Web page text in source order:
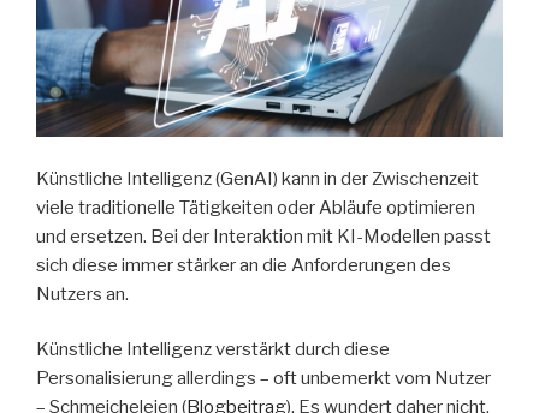
Künstliche Intelligenz (GenAI) kann in der Zwischenzeit
viele traditionelle Tätigkeiten oder Abläufe optimieren
und ersetzen. Bei der Interaktion mit KI-Modellen passt
sich diese immer stärker an die Anforderungen des
Nutzers an.
Künstliche Intelligenz verstärkt durch diese
Personalisierung allerdings – oft unbemerkt vom Nutzer
– Schmeicheleien (Blogbeitrag). Es wundert daher nicht,